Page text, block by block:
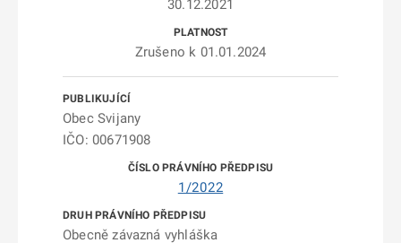
30.12.2021
Zrušeno k 01.01.2024
Obec Svijany
IČO: 00671908
1/2022
Obecně závazná vyhláška